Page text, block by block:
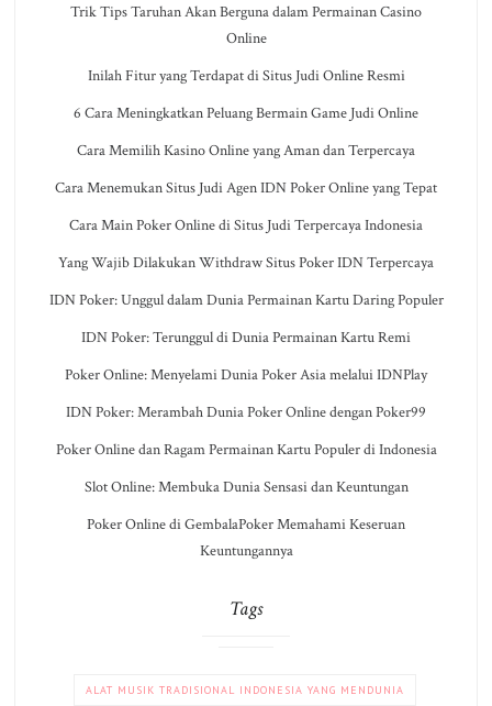
Trik Tips Taruhan Akan Berguna dalam Permainan Casino
Online
Inilah Fitur yang Terdapat di Situs Judi Online Resmi
6 Cara Meningkatkan Peluang Bermain Game Judi Online
Cara Memilih Kasino Online yang Aman dan Terpercaya
Cara Menemukan Situs Judi Agen IDN Poker Online yang Tepat
Cara Main Poker Online di Situs Judi Terpercaya Indonesia
Yang Wajib Dilakukan Withdraw Situs Poker IDN Terpercaya
IDN Poker: Unggul dalam Dunia Permainan Kartu Daring Populer
IDN Poker: Terunggul di Dunia Permainan Kartu Remi
Poker Online: Menyelami Dunia Poker Asia melalui IDNPlay
IDN Poker: Merambah Dunia Poker Online dengan Poker99
Poker Online dan Ragam Permainan Kartu Populer di Indonesia
Slot Online: Membuka Dunia Sensasi dan Keuntungan
Poker Online di GembalaPoker Memahami Keseruan
Keuntungannya
Tags
ALAT MUSIK TRADISIONAL INDONESIA YANG MENDUNIA